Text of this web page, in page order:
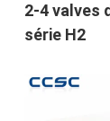
2-4 valves
série H2